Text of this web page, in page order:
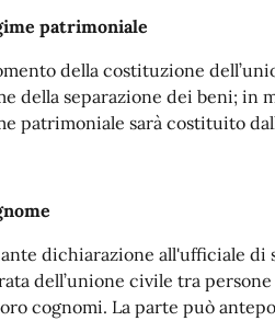
patrimoniale
della costituzione
della separazione dei beni; in
patrimoniale sarà costituito
dichiarazione all'ufficiale di
dell’unione civile tra
cognomi. La parte può